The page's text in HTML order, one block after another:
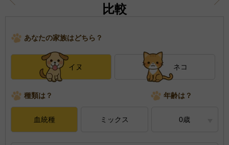
比較
あなたの家族はどちら？
イヌ ネコ
種類は？ 年齢は？
血統種 ミックス 0歳